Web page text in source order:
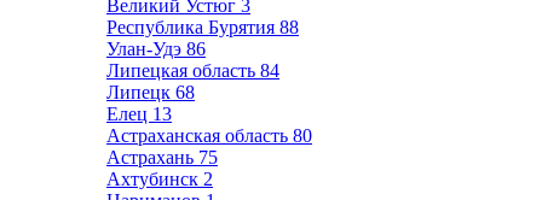
Великий Устюг 3
Республика Бурятия 88
Улан-Удэ 86
Липецкая область 84
Липецк 68
Елец 13
Астраханская область 80
Астрахань 75
Ахтубинск 2